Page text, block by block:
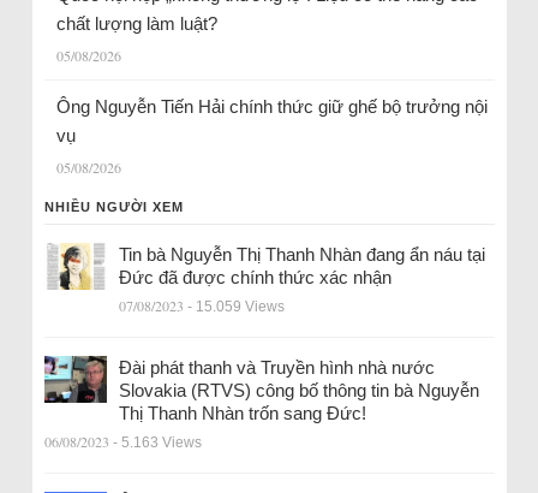
chất lượng làm luật?
05/08/2026
Ông Nguyễn Tiến Hải chính thức giữ ghế bộ trưởng nội
vụ
05/08/2026
NHIỀU NGƯỜI XEM
Tin bà Nguyễn Thị Thanh Nhàn đang ẩn náu tại
Đức đã được chính thức xác nhận
07/08/2023 - 15.059 Views
Đài phát thanh và Truyền hình nhà nước
Slovakia (RTVS) công bố thông tin bà Nguyễn
Thị Thanh Nhàn trốn sang Đức!
06/08/2023 - 5.163 Views